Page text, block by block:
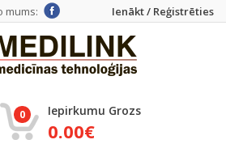
Ienākt / Reģistrēties
mums:
0 Iepirkumu Grozs
0.00€